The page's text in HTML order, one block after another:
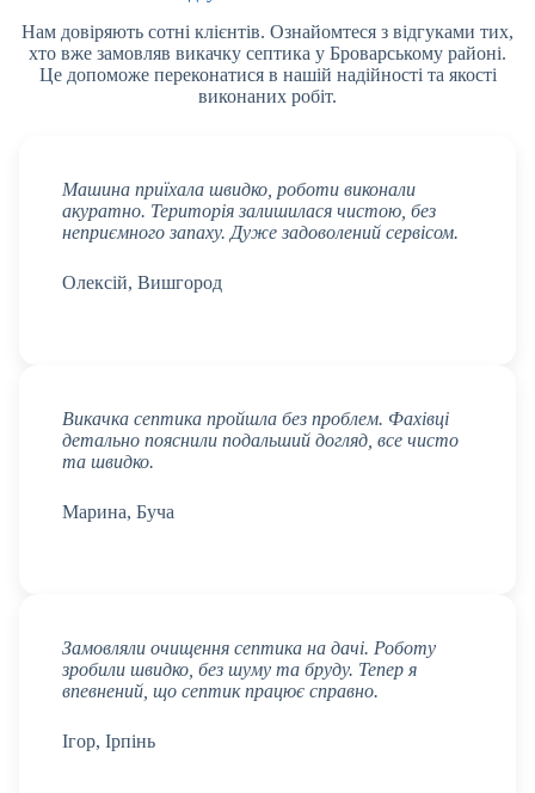
Нам довіряють сотні клієнтів. Ознайомтеся з відгуками тих,
хто вже замовляв викачку септика у Броварському районі.
Це допоможе переконатися в нашій надійності та якості
виконаних робіт.
Машина приїхала швидко, роботи виконали
акуратно. Територія залишилася чистою, без
неприємного запаху. Дуже задоволений сервісом.
Олексій, Вишгород
Викачка септика пройшла без проблем. Фахівці
детально пояснили подальший догляд, все чисто
та швидко.
Марина, Буча
Замовляли очищення септика на дачі. Роботу
зробили швидко, без шуму та бруду. Тепер я
впевнений, що септик працює справно.
Ігор, Ірпінь